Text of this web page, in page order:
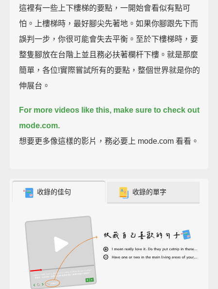
這裡有一些上下樓梯的要點，一開始會看似有點可
怕。上樓梯時，最好腳尖先著地。如果你腳跟先下而
誤判一步，你很可能會失去平衡。至於下樓梯時，要
整隻腳放在台階上並且務必扶著欄杆下樓。就是那麼
簡單，各位!實際嘗試所有的要點，整個世界就是你的
伸展台。
For more videos like this, make sure to check out
mode.com.
想要更多像這樣的影片，務必要上 mode.com 看看。
收錄的佳句 收錄的單字